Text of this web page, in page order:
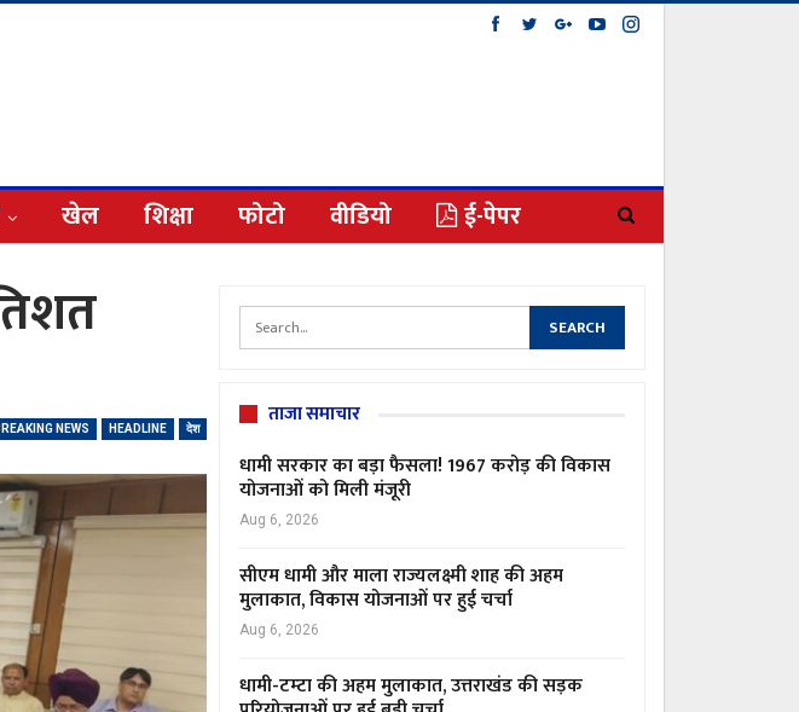
खेल शिक्षा फोटो वीडियो ई-पेपर
NEWS HEADLINE देश ताजा समाचार
धामी सरकार का बड़ा फैसला! 1967 करोड़ की विकास
योजनाओं को मिली मंजूरी
Aug 6, 2026
सीएम धामी और माला राज्यलक्ष्मी शाह की अहम
मुलाकात, विकास योजनाओं पर हुई चर्चा
Aug 6, 2026
धामी-टम्टा की अहम मुलाकात, उत्तराखंड की सड़क